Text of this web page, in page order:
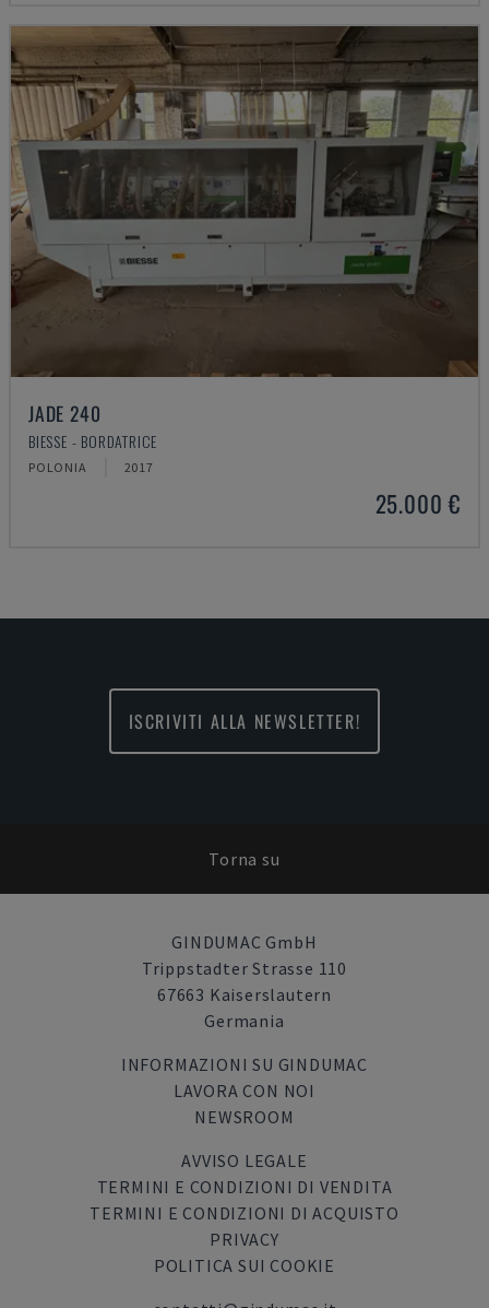
JADE 240
BIESSE - BORDATRICE
POLONIA 2017
25.000 €
ISCRIVITI ALLA NEWSLETTER!
Torna su
GINDUMAC GmbH
Trippstadter Strasse 110
67663 Kaiserslautern
Germania
INFORMAZIONI SU GINDUMAC
LAVORA CON NOI
NEWSROOM
AVVISO LEGALE
TERMINI E CONDIZIONI DI VENDITA
TERMINI E CONDIZIONI DI ACQUISTO
PRIVACY
POLITICA SUI COOKIE